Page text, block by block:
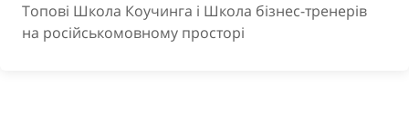
Топові Школа Коучинга і Школа бізнес-тренерів
на російськомовному просторі